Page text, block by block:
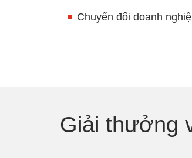
Chuyển đổi doanh
Giải thưởng